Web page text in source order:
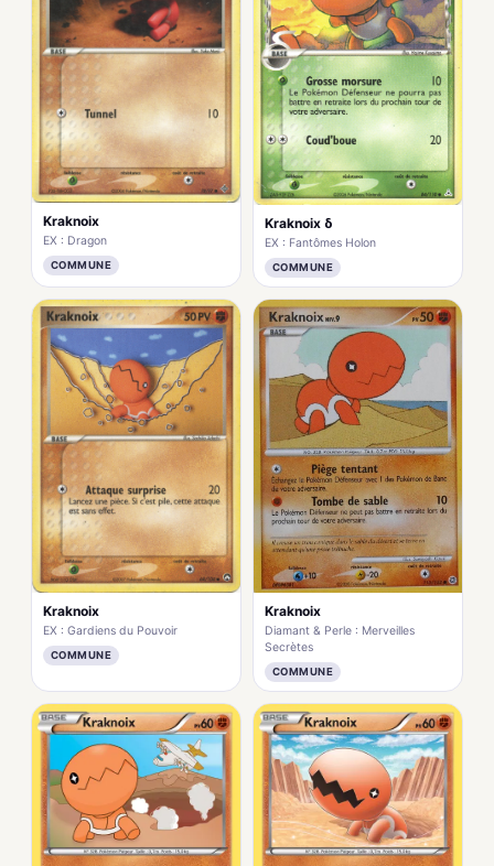
Kraknoix
EX : Dragon
COMMUNE
Kraknoix δ
EX : Fantômes Holon
COMMUNE
Kraknoix
EX : Gardiens du Pouvoir
COMMUNE
Kraknoix
Diamant & Perle : Merveilles
Secrètes
COMMUNE